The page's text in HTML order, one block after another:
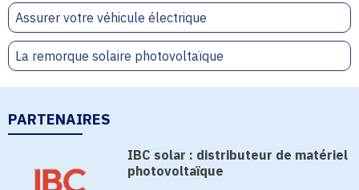
Assurer votre véhicule électrique
La remorque solaire photovoltaïque
PARTENAIRES
IBC solar : distributeur de matériel
photovoltaïque